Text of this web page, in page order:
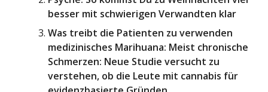
besser mit schwierigen Verwandten klar
Was treibt die Patienten zu verwenden
medizinisches Marihuana: Meist chronische
Schmerzen: Neue Studie versucht zu
verstehen, ob die Leute mit cannabis für